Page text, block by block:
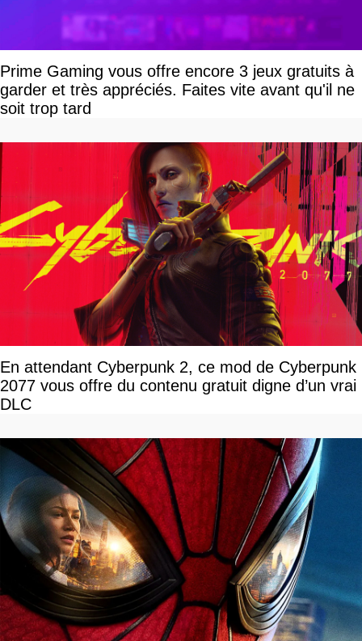
Prime Gaming vous offre encore 3 jeux gratuits à
garder et très appréciés. Faites vite avant qu'il ne
soit trop tard
En attendant Cyberpunk 2, ce mod de Cyberpunk
2077 vous offre du contenu gratuit digne d’un vrai
DLC